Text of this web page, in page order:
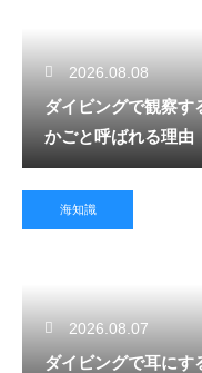
2026.08.08
ダイビングで観察す
かごと呼ばれる理由
海知識
2026.08.07
ダイビングで耳にす